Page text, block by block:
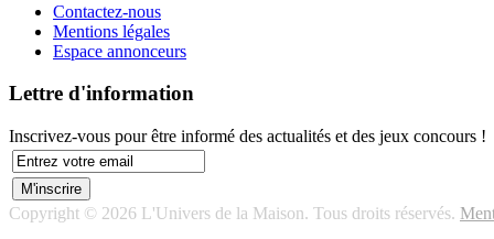
Contactez-nous
Mentions légales
Espace annonceurs
Lettre d'information
Inscrivez-vous pour être informé des actualités et des jeux concours !
Copyright © 2026 L'Univers de la Maison. Tous droits réservés.